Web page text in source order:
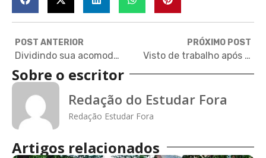
POST ANTERIOR
Dividindo sua acomodação
PRÓXIMO POST
Visto de trabalho após a graduação
Sobre o escritor
Redação do Estudar Fora
Redação Estudar Fora
Artigos relacionados